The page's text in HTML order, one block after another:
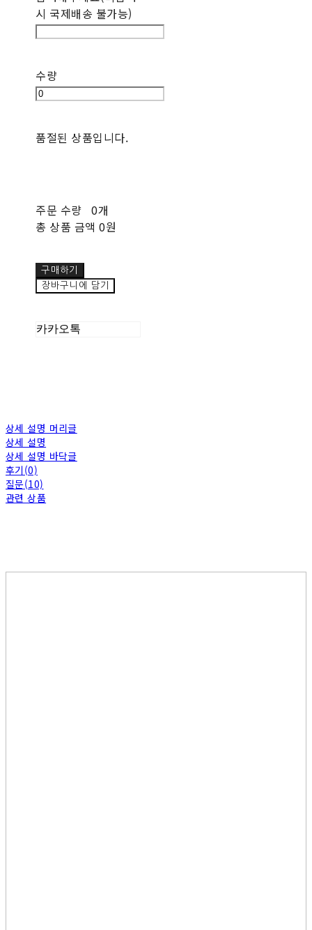
시 국제배송 불가능)
수량
품절된 상품입니다.
주문 수량 0개
총 상품 금액 0원
구매하기
장바구니에 담기
카카오톡
상세 설명 머리글
상세 설명
상세 설명 바닥글
후기(0)
질문(10)
관련 상품